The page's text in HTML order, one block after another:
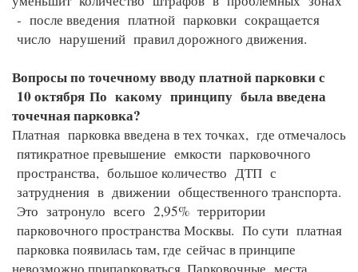
- после введения платной парковки сокращается
число нарушений правил дорожного движения.
Вопросы по точечному вводу платной парковки с
10 октября По какому принципу была введена
точечная парковка?
Платная парковка введена в тех точках, где отмечалось
пятикратное превышение емкости парковочного
пространства, большое количество ДТП с
затруднения в движении общественного транспорта.
Это затронуло всего 2,95% территории
парковочного пространства Москвы. По сути платная
парковка появилась там, где сейчас в принципе